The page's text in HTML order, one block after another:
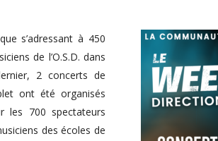
s’adressant à 450
de l’O.S.D. dans
2 concerts de
ont été organisés
les 700 spectateurs
des écoles de